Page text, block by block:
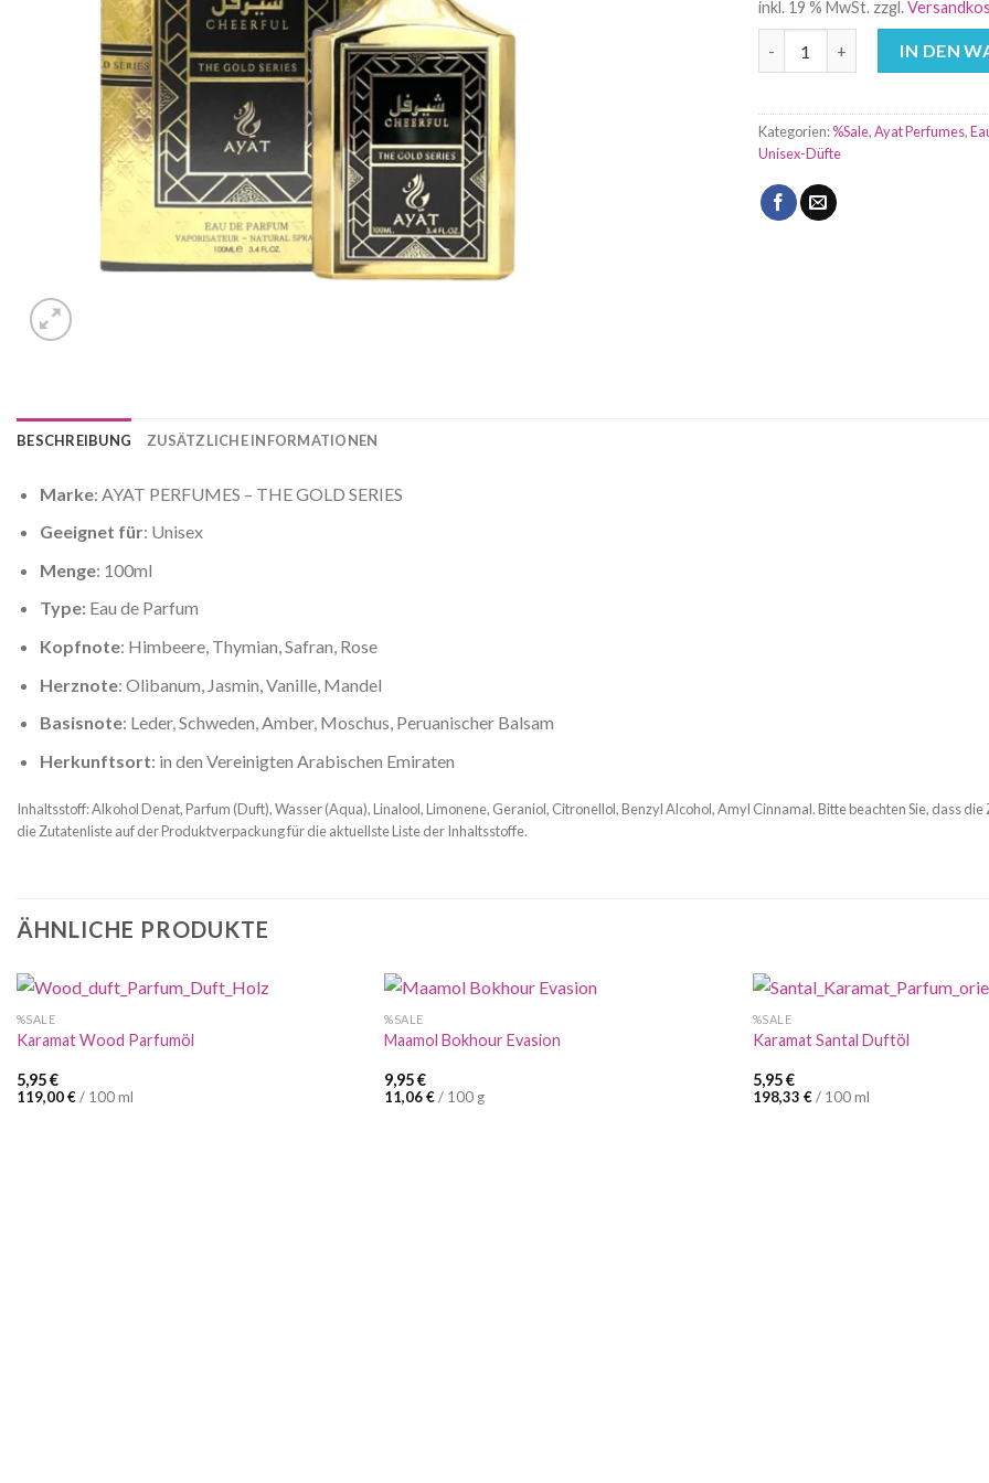
inkl. 19 % MwSt. zzgl.
IN DEN
Kategorien:%Sale,Ayat Perfumes,
Unisex-Düfte
BESCHREIBUNG ZUSÄTZLICHE INFORMATIONEN
Marke: AYAT PERFUMES – THE GOLD SERIES
Geeignet für: Unisex
Menge: 100ml
Type:Eau de Parfum
Kopfnote: Himbeere, Thymian, Safran, Rose
Herznote: Olibanum, Jasmin, Vanille, Mandel
Basisnote: Leder, Schweden, Amber, Moschus, Peruanischer Balsam
Herkunftsort: in den Vereinigten Arabischen Emiraten
Inhaltsstoff: Alkohol Denat, Parfum (Duft), Wasser (Aqua), Linalool, Limonene, Geraniol, Citronellol, Benzyl Alcohol, Amyl Cinnamal. Bitte beachten Sie, dass
die Zutatenliste auf der Produktverpackung für die aktuellste Liste der Inhaltsstoffe.
ÄHNLICHE PRODUKTE
%SALE
Karamat Wood Parfumöl
5,95€
119,00€/ 100 ml
%SALE
Maamol Bokhour Evasion
9,95€
11,06€/ 100 g
%SALE
Karamat Santal Duftöl
5,95€
198,33 €/ 100 ml